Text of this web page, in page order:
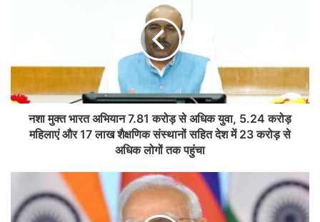
नशा मुक्त भारत अभियान 7.81 करोड़ से अधिक युवा, 5.24 करोड़
महिलाएं और 17 लाख शैक्षणिक संस्थानों सहित देश में 23 करोड़ से
अधिक लोगों तक पहुंचा